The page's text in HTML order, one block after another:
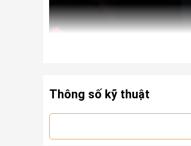
Thông số kỹ thuật